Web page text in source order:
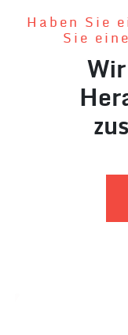
Haben Sie
Sie